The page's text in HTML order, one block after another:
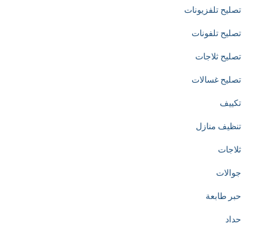
c
a
e
d
o
h
تصليح تلفزيونات
تصليح تلفونات
تصليح ثلاجات
تصليح غسالات
تكييف
تنظيف منازل
ثلاجات
جوالات
حبر طابعة
حداد